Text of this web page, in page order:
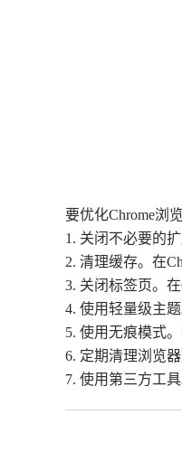
要优化Chrome浏
1. 关闭不必要的
2. 清理缓存。在
3. 关闭标签页。
4. 使用轻量级主
5. 使用无痕模式
6. 定期清理浏览
7. 使用第三方工